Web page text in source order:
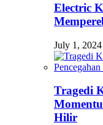
Electric
July 1, 2024
Tragedi
Hilir